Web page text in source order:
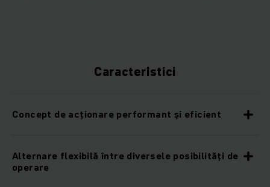
Caracteristici
Concept de acționare performant și eficient
Alternare flexibilă între diversele posibilităţi de
operare